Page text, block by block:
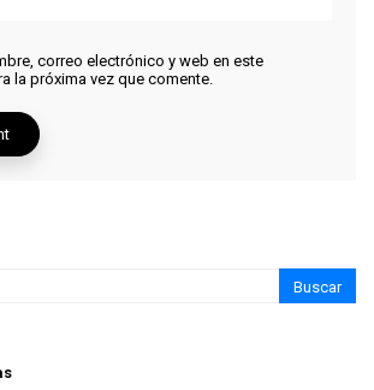
correo electrónico y web en este
la próxima vez que comente.
Buscar